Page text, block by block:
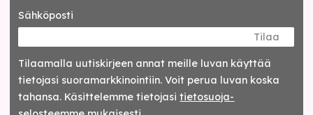
Sähköposti
Tilaa
Tilaamalla uutis­kirjeen annat meille luvan käyttää
tietojasi suora­markkinointiin. Voit perua luvan koska
tahansa. Käsittelemme tietojasitieto­suoja­